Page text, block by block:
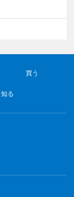
買う
る